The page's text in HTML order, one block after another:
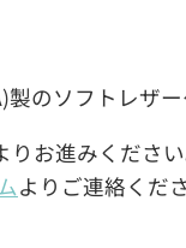
のソフトレザー
りお進みくださ
よりご連絡くださ